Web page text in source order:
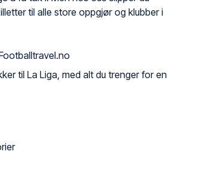
til alle store oppgjør og klubber i
til La Liga, med alt du trenger for en